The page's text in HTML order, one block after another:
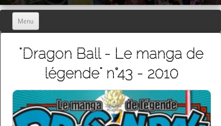
Menu
Dorothée Magazine▼
Dorothée Blog▼
"Dragon Ball - Le manga de
légende" n°43 - 2010